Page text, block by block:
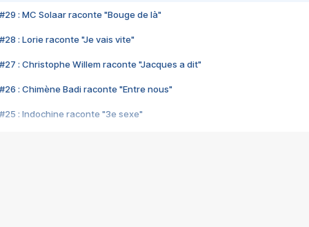
#29 : MC Solaar raconte "Bouge de là"
#28 : Lorie raconte "Je vais vite"
#27 : Christophe Willem raconte "Jacques a dit"
#26 : Chimène Badi raconte "Entre nous"
#25 : Indochine raconte "3e sexe"